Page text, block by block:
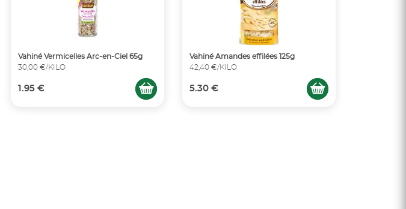
Vahiné Vermicelles Arc-en-Ciel 65g
30,00 €/KILO
1.95 €
Vahiné Amandes effilées 125g
42,40 €/KILO
5.30 €